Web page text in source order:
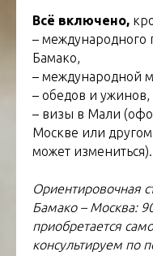
Всё включено,
– международного
Бамако,
– международной
– обедов и ужинов,
– визы в Мали
Москве или другом
может измениться).
Ориентировочная
Бамако – Москва:
приобретается
консультируем по